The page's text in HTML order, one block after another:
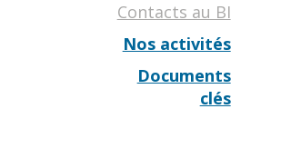
Contacts au BI
Nos activités
Documents
clés